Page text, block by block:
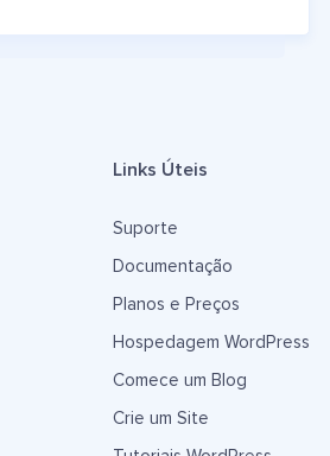
Links Úteis
Suporte
Documentação
Planos e Preços
Hospedagem WordPress
Comece um Blog
Crie um Site